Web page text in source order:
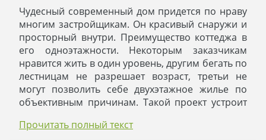
Чудесный современный дом придется по нраву
многим застройщикам. Он красивый снаружи и
просторный внутри. Преимущество коттеджа в
его одноэтажности. Некоторым заказчикам
нравится жить в один уровень, другим бегать по
лестницам не разрешает возраст, третьи не
могут позволить себе двухэтажное жилье по
объективным причинам. Такой проект устроит
в следующих чертах:
Прочитать полный текст